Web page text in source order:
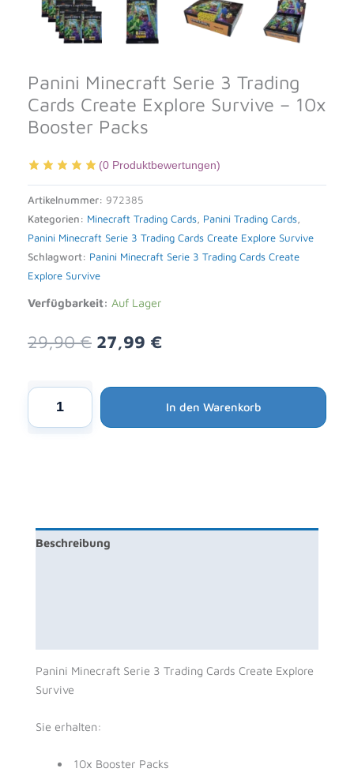
Panini Minecraft Serie 3 Trading
Cards Create Explore Survive – 10x
Booster Packs
(0 Produktbewertungen)
Artikelnummer: 972385
Kategorien: Minecraft Trading Cards Panini Trading Cards
Panini Minecraft Serie 3 Trading Cards Create Explore Survive
Schlagwort: Panini Minecraft Serie 3 Trading Cards Create
Explore Survive
Verfügbarkeit: Auf Lager
29,90€ Ursprünglicher
29,90 €
27,99 €Aktueller
27,99 €.
Panini
Minecraft
Explore
Survive
In den Warenkorb
Alternative:
Beschreibung
Panini Minecraft Serie 3 Trading Cards Create Explore
Survive
Sie erhalten:
10x Booster Packs